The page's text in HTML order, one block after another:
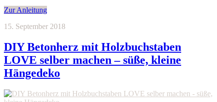
Zur Anleitung
15. September 2018
DIY Betonherz mit Holzbuchstaben
LOVE selber machen – süße, kleine
Hängedeko